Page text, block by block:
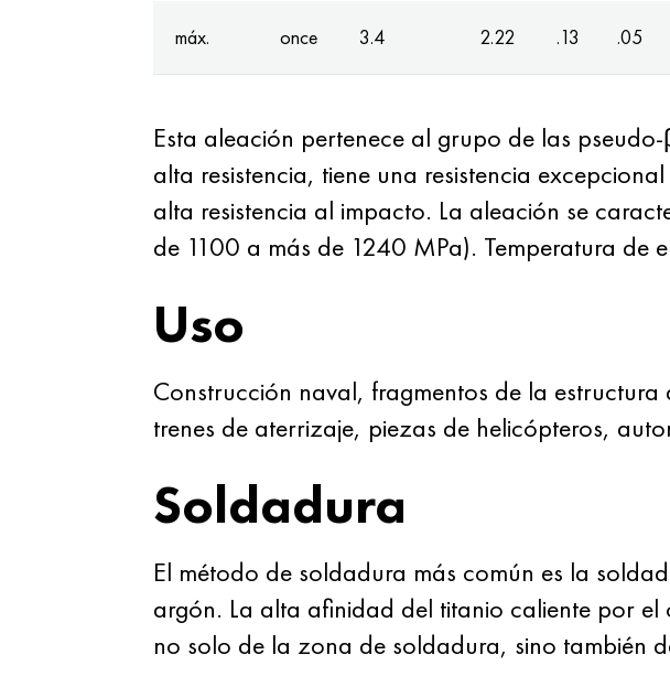
máx. once 3.4 2.22 .13 .05
Esta aleación pertenece al grupo de las
alta resistencia, tiene una resistencia
alta resistencia al impacto. La aleación se
de 1100 a más de 1240 MPa). Temperatura de
Uso
Construcción naval, fragmentos de la
trenes de aterrizaje, piezas de helicópteros,
Soldadura
El método de soldadura más común es la
argón. La alta afinidad del titanio caliente por
no solo de la zona de soldadura, sino también